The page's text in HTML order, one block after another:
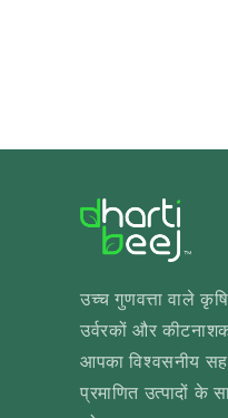
उच्च गुणवत्ता वाले
उर्वरकों और
आपका विश्वसनीय
प्रमाणित उत्पादों के